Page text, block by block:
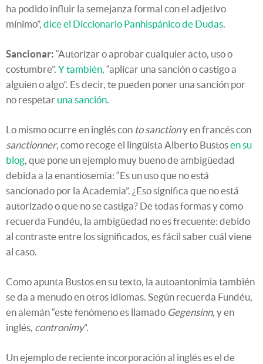
ha podido influir la semejanza formal con el adjetivo
mínimo”, dice el Diccionario Panhispánico de Dudas.
Sancionar: “Autorizar o aprobar cualquier acto, uso o
costumbre”. Y también, “aplicar una sanción o castigo a
alguien o algo”. Es decir, te pueden poner una sanción por
no respetar una sanción.
Lo mismo ocurre en inglés con to sanctiony en francés con
sanctionner, como recoge el lingüista Alberto Bustosen su
blog, que pone un ejemplo muy bueno de ambigüedad
debida a la enantiosemia: “Es un uso que no está
sancionado por la Academia”. ¿Eso significa que no está
autorizado o que no se castiga? De todas formas y como
recuerda Fundéu, la ambigüedad no es frecuente: debido
al contraste entre los significados, es fácil saber cuál viene
al caso.
Como apunta Bustos en su texto, la autoantonimia también
se da a menudo en otros idiomas. Según recuerda Fundéu,
en alemán “este fenómeno es llamado Gegensinn, y en
inglés, contronimy”.
Un ejemplo de reciente incorporación al inglés es el de